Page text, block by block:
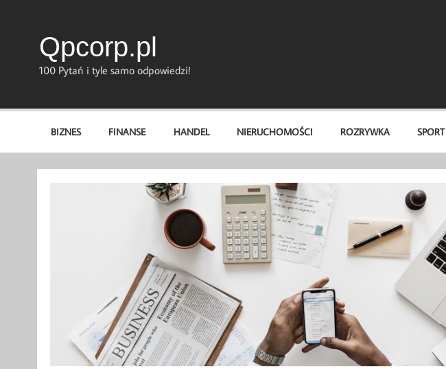
Qpcorp.pl
100 Pytań i tyle samo odpowiedzi!
BIZNES FINANSE HANDEL NIERUCHOMOŚCI ROZRYWKA SPORT